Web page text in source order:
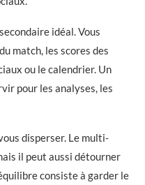
idéal. Vous
match, les scores des
ou le calendrier. Un
pour les analyses, les
disperser. Le multi-
il peut aussi détourner
consiste à garder le